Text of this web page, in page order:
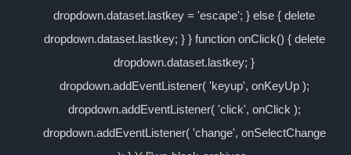
dropdown.dataset.lastkey = 'escape'; } else { delete
dropdown.dataset.lastkey; } } function onClick() { delete
dropdown.dataset.lastkey; }
dropdown.addEventListener( 'keyup', onKeyUp );
dropdown.addEventListener( 'click', onClick );
dropdown.addEventListener( 'change', onSelectChange